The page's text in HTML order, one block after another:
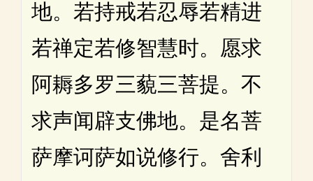
地。若持戒若忍辱若精进
若禅定若修智慧时。愿求
阿耨多罗三藐三菩提。不
求声闻辟支佛地。是名菩
萨摩诃萨如说修行。舍利